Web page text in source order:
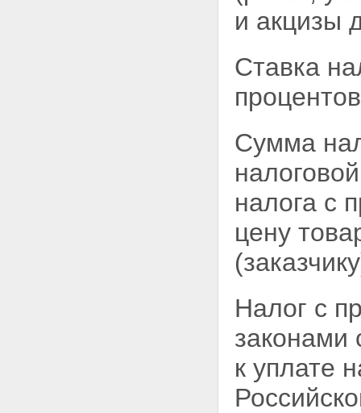
и акцизы
Ставка
Сумма
налога с
цену
Налог с
законами
к уплате